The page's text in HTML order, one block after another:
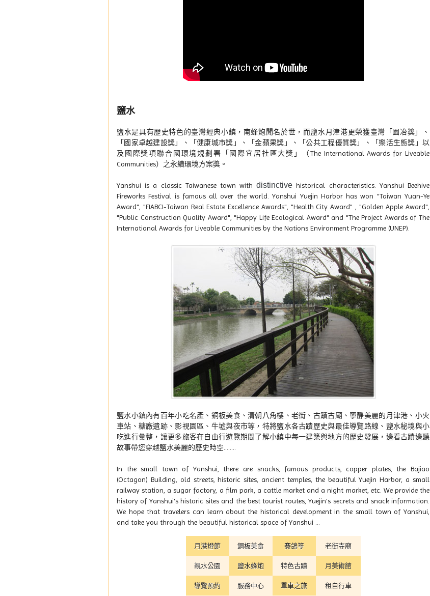
鹽水
鹽水是具有歷史特色的臺灣經典小鎮，南蜂炮聞名於世，而鹽水月津港更榮獲臺灣「園冶獎」、
「國家卓越建設獎」、「健康城市獎」、「金蘋果獎」、「公共工程優質獎」、「樂活生態獎」以
及國際獎項聯合國環境規劃署「國際宜居社區大獎」（The International Awards for Liveable
Communities）之永續環境方案獎。
Yanshui is a classic Taiwanese town withdistinctivehistorical characteristics. Yanshui Beehive
Fireworks Festival is famous all over the world. Yanshui Yuejin Harbor has won "Taiwan Yuan-Ye
Award", "FIABCI-Taiwan Real Estate Excellence Awards", "Health City Award" , "Golden Apple Award",
"Public Construction Quality Award", "Happy Life Ecological Award" and "The Project Awards of The
International Awards for Liveable Communities by the Nations Environment Programme (UNEP).
鹽水小鎮內有百年小吃名產、銅板美食、清朝八角樓、老街、古蹟古廟、寧靜美麗的月津港、小火
車站、糖廠遺跡、影視園區、牛墟與夜市等，特將鹽水各古蹟歷史與最佳導覽路線、鹽水秘境與小
吃進行彙整，讓更多旅客在自由行遊覽期間了解小鎮中每一建築與地方的歷史發展，邊看古蹟邊聽
故事帶您穿越鹽水美麗的歷史時空........
In the small town of Yanshui, there are snacks, famous products, copper plates, the Bajiao
(Octagon) Building, old streets, historic sites, ancient temples, the beautiful Yuejin Harbor, a small
railway station, a sugar factory, a film park, a cattle market and a night market, etc. We provide the
history of Yanshui's historic sites and the best tourist routes, Yuejin's secrets and snack information.
We hope that travelers can learn about the historical development in the small town of Yanshui,
and take you through the beautiful historical space of Yanshui ...
月港燈節 銅板美食 賽鴿笭 老街寺廟
親水公園 鹽水蜂炮 特色古蹟 月美術館
導覽預約 服務中心 單車之旅 租自行車